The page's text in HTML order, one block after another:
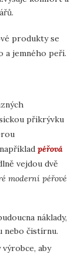
produkty se
a jemného peří.
přikrývku
péřová
vejdou dvě
moderní péřové
náklady,
nebo čistírnu.
aby